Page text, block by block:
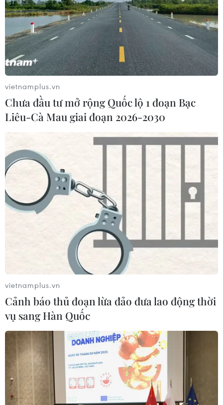
vietnamplus.vn
Chưa đầu tư mở rộng Quốc lộ 1 đoạn Bạc
Liêu-Cà Mau giai đoạn 2026-2030
vietnamplus.vn
Cảnh báo thủ đoạn lừa đảo đưa lao động thời
vụ sang Hàn Quốc